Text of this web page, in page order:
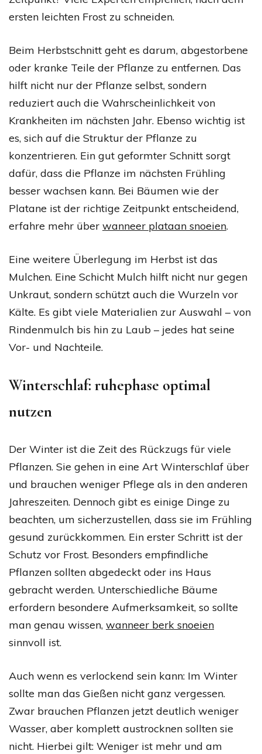
ersten leichten Frost zu schneiden.
Beim Herbstschnitt geht es darum, abgestorbene
oder kranke Teile der Pflanze zu entfernen. Das
hilft nicht nur der Pflanze selbst, sondern
reduziert auch die Wahrscheinlichkeit von
Krankheiten im nächsten Jahr. Ebenso wichtig ist
es, sich auf die Struktur der Pflanze zu
konzentrieren. Ein gut geformter Schnitt sorgt
dafür, dass die Pflanze im nächsten Frühling
besser wachsen kann. Bei Bäumen wie der
Platane ist der richtige Zeitpunkt entscheidend,
erfahre mehr über wanneer plataan snoeien.
Eine weitere Überlegung im Herbst ist das
Mulchen. Eine Schicht Mulch hilft nicht nur gegen
Unkraut, sondern schützt auch die Wurzeln vor
Kälte. Es gibt viele Materialien zur Auswahl – von
Rindenmulch bis hin zu Laub – jedes hat seine
Vor- und Nachteile.
Winterschlaf: ruhephase optimal
nutzen
Der Winter ist die Zeit des Rückzugs für viele
Pflanzen. Sie gehen in eine Art Winterschlaf über
und brauchen weniger Pflege als in den anderen
Jahreszeiten. Dennoch gibt es einige Dinge zu
beachten, um sicherzustellen, dass sie im Frühling
gesund zurückkommen. Ein erster Schritt ist der
Schutz vor Frost. Besonders empfindliche
Pflanzen sollten abgedeckt oder ins Haus
gebracht werden. Unterschiedliche Bäume
erfordern besondere Aufmerksamkeit, so sollte
man genau wissen, wanneer berk snoeien
sinnvoll ist.
Auch wenn es verlockend sein kann: Im Winter
sollte man das Gießen nicht ganz vergessen.
Zwar brauchen Pflanzen jetzt deutlich weniger
Wasser, aber komplett austrocknen sollten sie
nicht. Hierbei gilt: Weniger ist mehr und am